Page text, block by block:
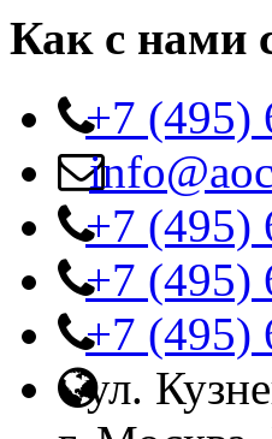
Как с нами
+7 (495)
+7 (495)
+7 (495)
+7 (495)
ул.